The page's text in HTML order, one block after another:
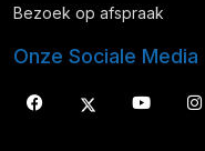
Bezoek op afspraak
Onze Sociale Media